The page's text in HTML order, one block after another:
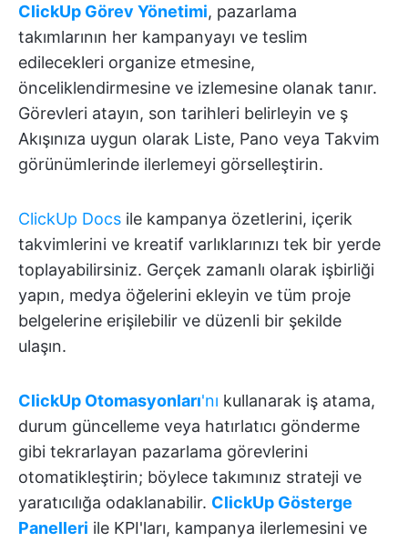
ClickUp Görev Yönetimi, pazarlama
takımlarının her kampanyayı ve teslim
edilecekleri organize etmesine,
önceliklendirmesine ve izlemesine olanak tanır.
Görevleri atayın, son tarihleri belirleyin ve ş
Akışınıza uygun olarak Liste, Pano veya Takvim
görünümlerinde ilerlemeyi görselleştirin.
ClickUp Docs ile kampanya özetlerini, içerik
takvimlerini ve kreatif varlıklarınızı tek bir yerde
toplayabilirsiniz. Gerçek zamanlı olarak işbirliği
yapın, medya öğelerini ekleyin ve tüm proje
belgelerine erişilebilir ve düzenli bir şekilde
ulaşın.
ClickUp Otomasyonları'nı kullanarak iş atama,
durum güncelleme veya hatırlatıcı gönderme
gibi tekrarlayan pazarlama görevlerini
otomatikleştirin; böylece takımınız strateji ve
yaratıcılığa odaklanabilir. ClickUp Gösterge
Panelleri ile KPI'ları, kampanya ilerlemesini ve